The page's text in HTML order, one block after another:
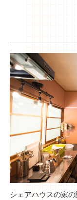
シェアハウスの家